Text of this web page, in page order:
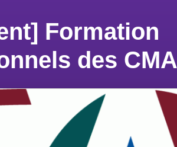
Formation
des CMA